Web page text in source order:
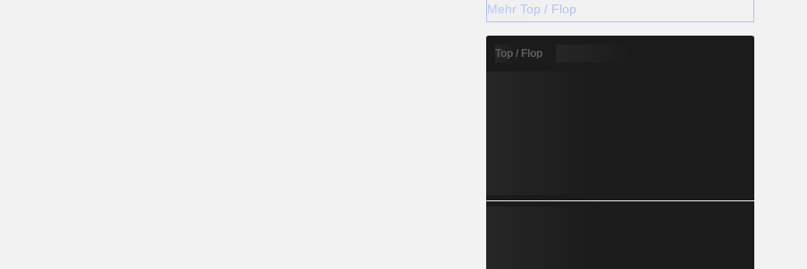
Mehr Top / Flop
Top / Flop